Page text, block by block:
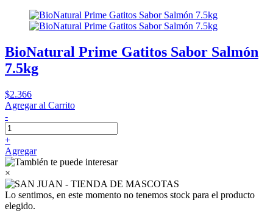
BioNatural Prime Gatitos Sabor Salmón
7.5kg
$2.366
Agregar al Carrito
-
+
Agregar
×
Lo sentimos, en este momento no tenemos stock para el producto
elegido.